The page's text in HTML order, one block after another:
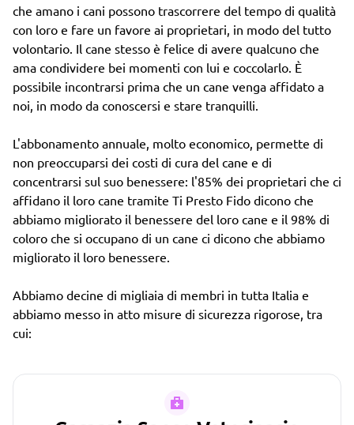
che amano i cani possono trascorrere del tempo di qualità
con loro e fare un favore ai proprietari, in modo del tutto
volontario. Il cane stesso è felice di avere qualcuno che
ama condividere bei momenti con lui e coccolarlo. È
possibile incontrarsi prima che un cane venga affidato a
noi, in modo da conoscersi e stare tranquilli.
L'abbonamento annuale, molto economico, permette di
non preoccuparsi dei costi di cura del cane e di
concentrarsi sul suo benessere: l'85% dei proprietari che ci
affidano il loro cane tramite Ti Presto Fido dicono che
abbiamo migliorato il benessere del loro cane e il 98% di
coloro che si occupano di un cane ci dicono che abbiamo
migliorato il loro benessere.
Abbiamo decine di migliaia di membri in tutta Italia e
abbiamo messo in atto misure di sicurezza rigorose, tra
cui: